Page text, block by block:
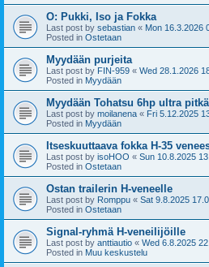
O: Pukki, Iso ja Fokka
Last post by sebastian « Mon 16.3.2026
Posted in Ostetaan
Myydään purjeita
Last post by FIN-959 « Wed 28.1.2026
Posted in Myydään
Myydään Tohatsu 6hp ultra
Last post by moilanena « Fri 5.12.2025
Posted in Myydään
Itseskuuttaava fokka H-35
Last post by isoHOO « Sun 10.8.2025
Posted in Ostetaan
Ostan trailerin H-veneelle
Last post by Romppu « Sat 9.8.2025
Posted in Ostetaan
Signal-ryhmä H-veneilijöille
Last post by anttiautio « Wed 6.8.2025
Posted in Muu keskustelu